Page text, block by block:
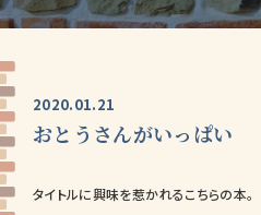
2020.01.21
おとうさんがいっぱい
タイトルに興味を惹かれるこちらの本。